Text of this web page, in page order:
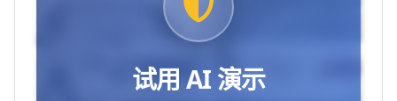
试用 AI 演示